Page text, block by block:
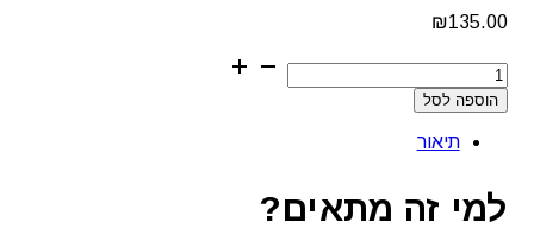
₪135.00
כמות
של
אמפולות
בנשירה
אקטיבייטינג
אינדולה
הוספה לסל
תיאור
למי זה מתאים?